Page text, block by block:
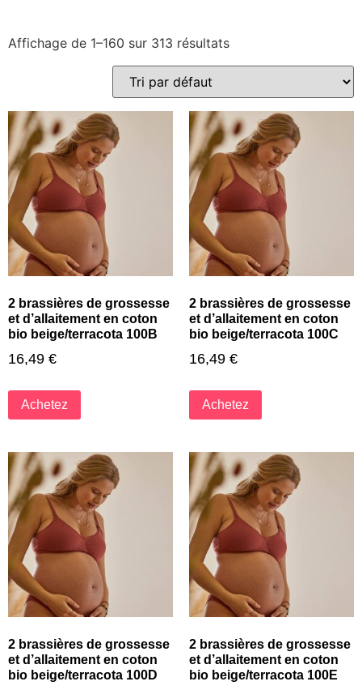
Affichage de 1–160 sur 313 résultats
2 brassières de grossesse
et d’allaitement en coton
bio beige/terracota 100B
16,49 €
Achetez
2 brassières de grossesse
et d’allaitement en coton
bio beige/terracota 100C
16,49 €
Achetez
2 brassières de grossesse
et d’allaitement en coton
bio beige/terracota 100D
2 brassières de grossesse
et d’allaitement en coton
bio beige/terracota 100E